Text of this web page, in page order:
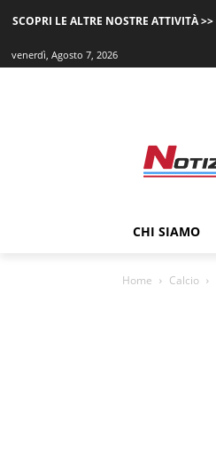
SCOPRI LE ALTRE NOSTRE ATTIVITÀ >>
venerdì, Agosto 7, 2026
CHI SIAMO
Home Calcio